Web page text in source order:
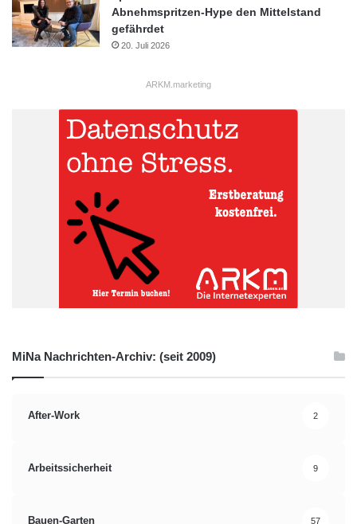
Abnehmspritzen-Hype den Mittelstand
gefährdet
20. Juli 2026
ARKM.marketing
MiNa Nachrichten-Archiv: (seit 2009)
After-Work 2
Arbeitssicherheit 9
Bauen-Garten 57